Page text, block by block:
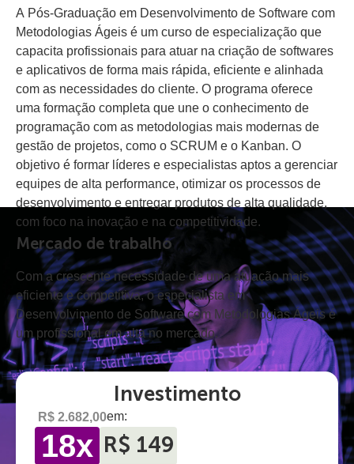
A Pós-Graduação em Desenvolvimento de Software com
Metodologias Ágeis é um curso de especialização que
capacita profissionais para atuar na criação de softwares
e aplicativos de forma mais rápida, eficiente e alinhada
com as necessidades do cliente. O programa oferece
uma formação completa que une o conhecimento de
programação com as metodologias mais modernas de
gestão de projetos, como o SCRUM e o Kanban. O
objetivo é formar líderes e especialistas aptos a gerenciar
equipes de alta performance, otimizar os processos de
desenvolvimento e entregar produtos de alta qualidade,
com foco na inovação e na competitividade.
Mercado de trabalho
Com a crescente necessidade de uma atuação mais
eficiente e competitiva, o especialista em
Desenvolvimento de Software com Metodologias Ágeis é
um profissional em alta no mercado.
Investimento
R$ 2.682,00em:
18x R$ 149